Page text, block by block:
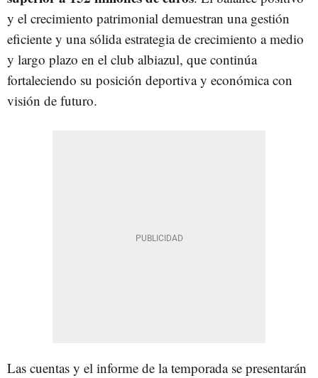
y el crecimiento patrimonial demuestran una gestión
eficiente y una sólida estrategia de crecimiento a medio
y largo plazo en el club albiazul, que continúa
fortaleciendo su posición deportiva y económica con
visión de futuro.
Las cuentas y el informe de la temporada se presentarán